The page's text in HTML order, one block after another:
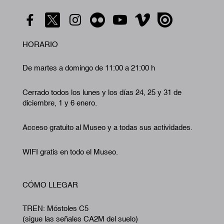
HORARIO
De martes a domingo de 11:00 a 21:00 h
Cerrado todos los lunes y los días 24, 25 y 31 de
diciembre, 1 y 6 enero.
Acceso gratuito al Museo y a todas sus actividades.
WIFI gratis en todo el Museo.
CÓMO LLEGAR
TREN: Móstoles C5
(sigue las señales CA2M del suelo)